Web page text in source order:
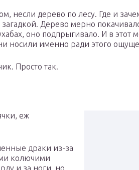
несли дерево по лесу. Где и
загадкой. Дерево мерно
оно подпрыгивало. И в этот
носили именно ради этого
Просто так.
еж
драки из-за
колючими
и за ноги, но